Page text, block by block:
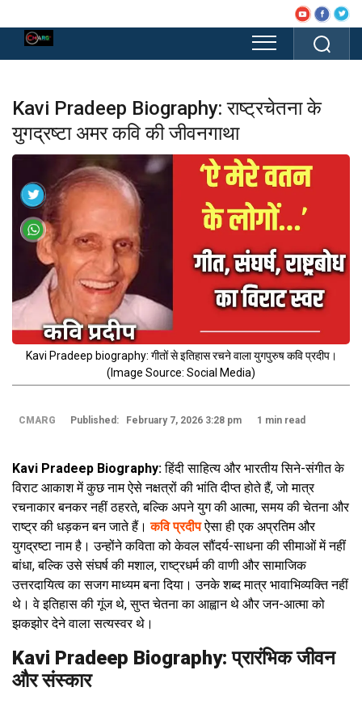
Kavi Pradeep Biography: राष्ट्रचेतना के
युगद्रष्टा अमर कवि की जीवनगाथा
Kavi Pradeep biography: गीतों से इतिहास रचने वाला युगपुरुष कवि प्रदीप।
(Image Source: Social Media)
CMARG Published: February 7, 2026 3:28 pm 1 min read
Kavi Pradeep Biography:हिंदी साहित्य और भारतीय सिने-संगीत के
विराट आकाश में कुछ नाम ऐसे नक्षत्रों की भांति दीप्त होते हैं, जो मात्र
रचनाकार बनकर नहीं ठहरते, बल्कि अपने युग की आत्मा, समय की चेतना और
राष्ट्र की धड़कन बन जाते हैं।कवि प्रदीपऐसा ही एक अप्रतिम और
युगद्रष्टा नाम है। उन्होंने कविता को केवल सौंदर्य-साधना की सीमाओं में नहीं
बांधा, बल्कि उसे संघर्ष की मशाल, राष्ट्रधर्म की वाणी और सामाजिक
उत्तरदायित्व का सजग माध्यम बना दिया। उनके शब्द मात्र भावाभिव्यक्ति नहीं
थे। वे इतिहास की गूंज थे, सुप्त चेतना का आह्वान थे और जन-आत्मा को
झकझोर देने वाला सत्यस्वर थे।
Kavi Pradeep Biography: प्रारंभिक जीवन
और संस्कार